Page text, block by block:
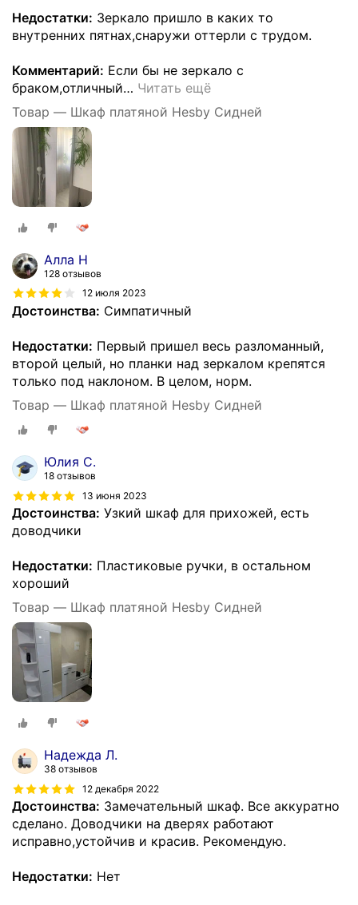
Недостатки: Зеркало пришло в каких то
внутренних пятнах,снаружи оттерли с трудом.
Комментарий: Если бы не зеркало с
браком,отличный… Читать ещё
Товар — Шкаф платяной Hesby Сидней
Алла Н
128 отзывов
12 июля 2023
Достоинства: Симпатичный
Недостатки: Первый пришел весь разломанный,
второй целый, но планки над зеркалом крепятся
только под наклоном. В целом, норм.
Товар — Шкаф платяной Hesby Сидней
Юлия С.
18 отзывов
13 июня 2023
Достоинства: Узкий шкаф для прихожей, есть
доводчики
Недостатки: Пластиковые ручки, в остальном
хороший
Товар — Шкаф платяной Hesby Сидней
Надежда Л.
38 отзывов
12 декабря 2022
Достоинства: Замечательный шкаф. Все аккуратно
сделано. Доводчики на дверях работают
исправно,устойчив и красив. Рекомендую.
Недостатки: Нет